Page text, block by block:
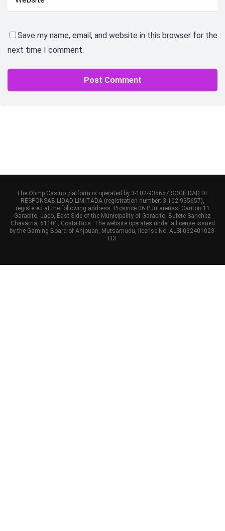
Save my name, email, and website in this browser for the
next time I comment.
The Olimp Casino platform is operated by 3-102-935657 SOCIEDAD DE
RESPONSABILIDAD LIMITADA (registration number: 3-102-935657),
registered at the following address: Province 06 Puntarenas, Canton 11
Garabito, Jaco, East Side of the Municipality of Garabito, Bufete Sanchez
Chavarria, 61101, Costa Rica. The website operates under a license issued
by the Gaming Board of Anjouan, Mutsamudu, license No. ALSI-032401023-
FI3.